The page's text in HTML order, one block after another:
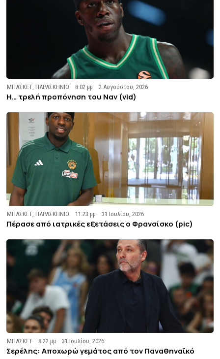
ΜΠΑΣΚΕΤ ,ΠΑΡΑΣΚΗΝΙΟ 8:02 μμ 2 Αυγούστου, 2026
Η… τρελή προπόνηση του Ναν (vid)
ΜΠΑΣΚΕΤ ,ΠΑΡΑΣΚΗΝΙΟ 11:23 μμ 31 Ιουλίου, 2026
Πέρασε από ιατρικές εξετάσεις ο Φρανσίσκο (pic)
ΜΠΑΣΚΕΤ 8:22 μμ 31 Ιουλίου, 2026
Σερέλης: Αποχωρώ γεμάτος από τον Παναθηναϊκό